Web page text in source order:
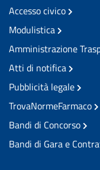
Accesso civico
Modulistica
Amministrazione
Atti di notifica
Pubblicità legale
TrovaNormeFarmaco
Bandi di Concorso
Bandi di Gara e